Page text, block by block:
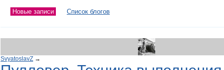
Новые записи Список блогов
SvyatoslavZ →